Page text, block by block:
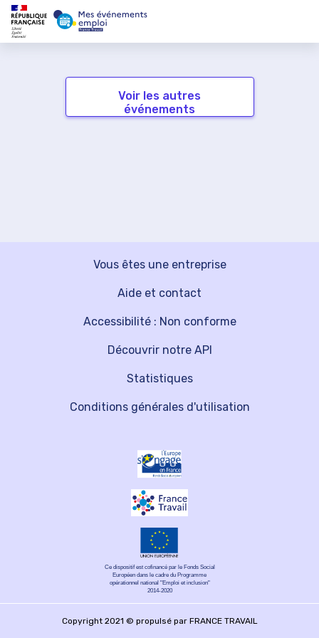
Voir les autres
événements
Vous êtes une entreprise
Découvrir notre API
Aide et contact
Statistiques
Accessibilité : Non conforme
Conditions générales d'utilisation
Ce dispositif est cofinancé par le Fonds Social
Européen dans le cadre du Programme
opérationnel national "Emploi et inclusion"
2014-2020
Copyright 2021 © propulsé par FRANCE TRAVAIL